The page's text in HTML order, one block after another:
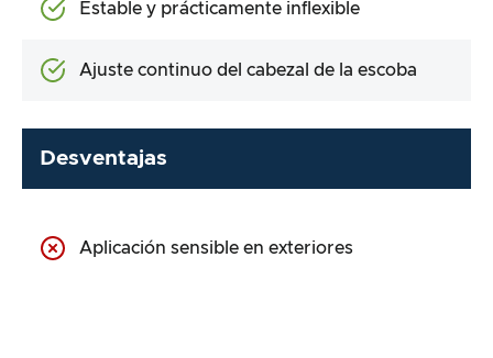
Estable y prácticamente inflexible
Ajuste continuo del cabezal de la escoba
Desventajas
Aplicación sensible en exteriores